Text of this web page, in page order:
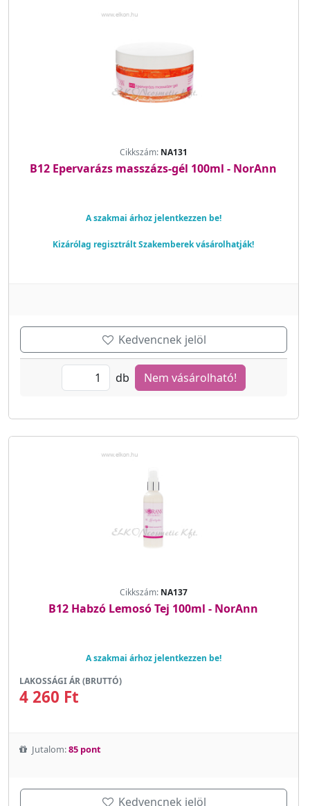
Cikkszám: NA131
B12 Epervarázs masszázs-gél 100ml - NorAnn
A szakmai árhoz jelentkezzen be!
Kizárólag regisztrált Szakemberek vásárolhatják!
Kedvencnek jelöl
db Nem vásárolható!
Cikkszám: NA137
B12 Habzó Lemosó Tej 100ml - NorAnn
A szakmai árhoz jelentkezzen be!
LAKOSSÁGI ÁR (BRUTTÓ)
4 260 Ft
Jutalom:85 pont
Kedvencnek jelöl